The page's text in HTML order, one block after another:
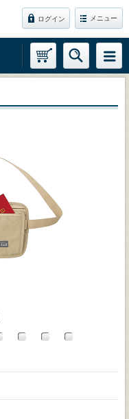
ログイン メニュー